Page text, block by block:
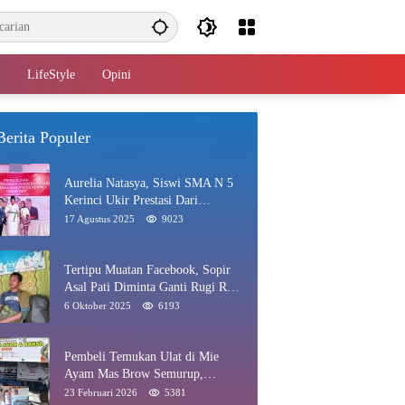
LifeStyle Opini
Populer
Aurelia Natasya, Siswi SMA N 5
Kerinci Ukir Prestasi Dari
Paskibraka Hingga Juara Gadis
17 Agustus 2025 9023
Tertipu Muatan Facebook, Sopir
Asal Pati Diminta Ganti Rugi Rp
40 Juta di Rawang
6 Oktober 2025 6193
Pembeli Temukan Ulat di Mie
Ayam Mas Brow Semurup,
Pengelola Minta Maaf
23 Februari 2026 5381